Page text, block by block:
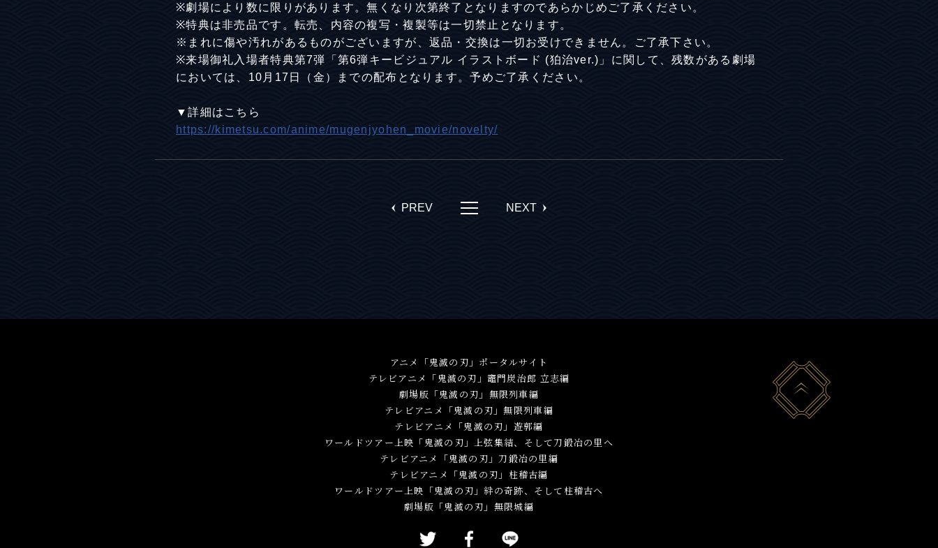
※劇場により数に限りがあります。無くなり次第終了となりますのであらかじめご了承ください。
※特典は非売品です。転売、内容の複写・複製等は一切禁止となります。
※まれに傷や汚れがあるものがございますが、返品・交換は一切お受けできません。ご了承下さい。
※来場御礼入場者特典第7弾「第6弾キービジュアル イラストボード (狛治ver.)」に関して、残数がある劇場
においては、10月17日（金）までの配布となります。予めご了承ください。
▼詳細はこちら
https://kimetsu.com/anime/mugenjyohen_movie/novelty/
PREV NEXT
アニメ「鬼滅の刃」ポータルサイト
テレビアニメ「鬼滅の刃」竈門炭治郎 立志編
劇場版「鬼滅の刃」無限列車編
テレビアニメ「鬼滅の刃」無限列車編
テレビアニメ「鬼滅の刃」遊郭編
ワールドツアー上映「鬼滅の刃」上弦集結、そして刀鍛冶の里へ
テレビアニメ「鬼滅の刃」刀鍛冶の里編
テレビアニメ「鬼滅の刃」柱稽古編
ワールドツアー上映「鬼滅の刃」絆の奇跡、そして柱稽古へ
劇場版「鬼滅の刃」無限城編